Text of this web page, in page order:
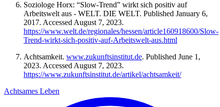
Soziologe Horx: “Slow-Trend” wirkt sich positiv auf
Arbeitswelt aus - WELT. DIE WELT. Published January 6,
2017. Accessed August 7, 2023.
https://www.welt.de/regionales/hessen/article160918600/Slow-
Trend-wirkt-sich-positiv-auf-Arbeitswelt-aus.html
Achtsamkeit. www.zukunftsinstitut.de. Published June 1,
2023. Accessed August 7, 2023.
https://www.zukunftsinstitut.de/artikel/achtsamkeit/
Achtsames Leben